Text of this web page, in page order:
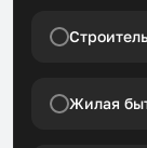
Жилая